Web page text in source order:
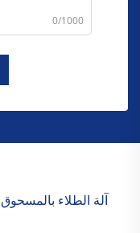
0/1000
آلة الطلاء بالمسحوق